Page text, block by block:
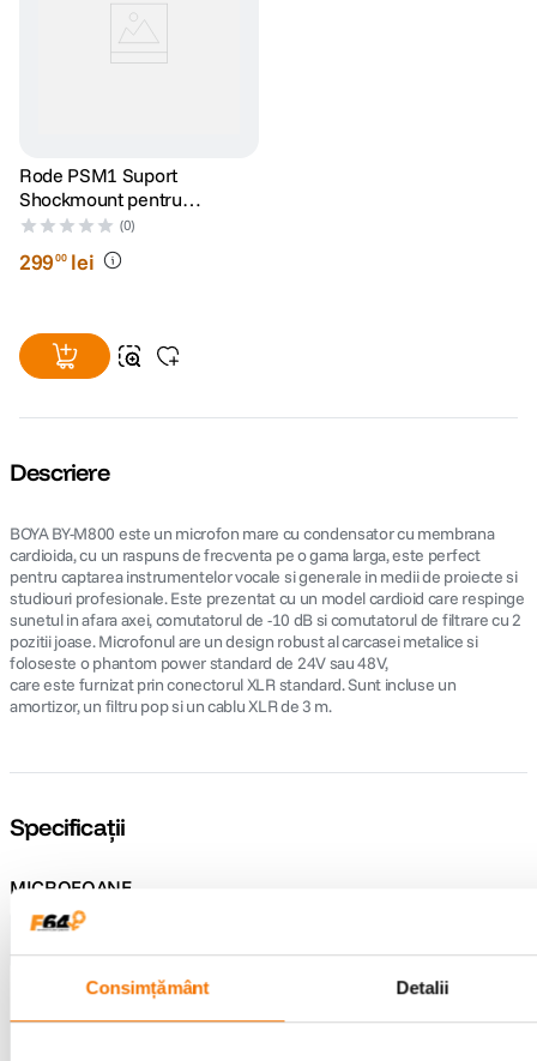
Consimțământ Detalii
Rode PSM1 Suport
Shockmount pentru
Microfon de Studio
(0)
29900 lei
Descriere
BOYA BY-M800 este un microfon mare cu condensator cu membrana
cardioida, cu un raspuns de frecventa pe o gama larga, este perfect
pentru captarea instrumentelor vocale si generale in medii de proiecte si
studiouri profesionale. Este prezentat cu un model cardioid care respinge
sunetul in afara axei, comutatorul de -10 dB si comutatorul de filtrare cu 2
pozitii joase. Microfonul are un design robust al carcasei metalice si
foloseste o phantom power standard de 24V sau 48V,
care este furnizat prin conectorul XLR standard. Sunt incluse un
amortizor, un filtru pop si un cablu XLR de 3 m.
Specificații
MICROFOANE
Conector XLR